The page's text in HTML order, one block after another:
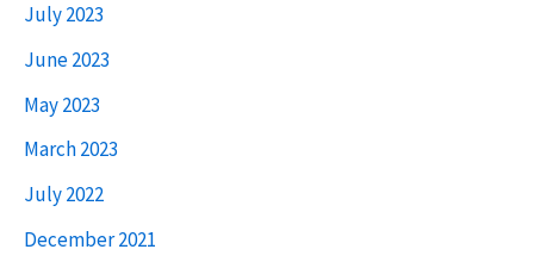
July 2023
June 2023
May 2023
March 2023
July 2022
December 2021